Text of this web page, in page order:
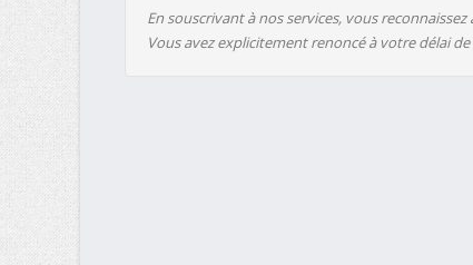
En souscrivant à nos services, vous
Vous avez explicitement renoncé à votre délai